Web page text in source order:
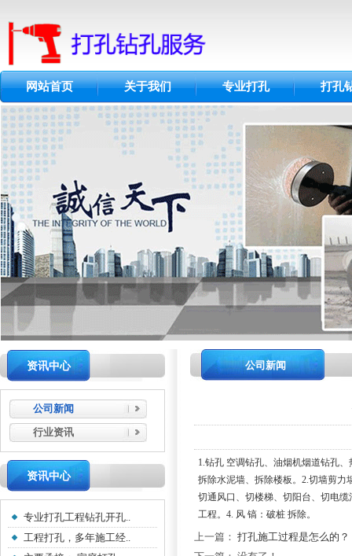
网站首页 关于我们 专业打孔 打孔
资讯中心
公司新闻
行业资讯
资讯中心
专业打孔工程钻孔开孔..
工程打孔，多年施工经..
公司新闻
1.钻孔 空调钻孔、油烟机烟道钻孔
拆除水泥墙、拆除楼板。2.切墙剪
切通风口、切楼梯、切阳台、切电
工程。4. 风 镐：破桩 拆除。
上一篇： 打孔施工过程是怎么的？